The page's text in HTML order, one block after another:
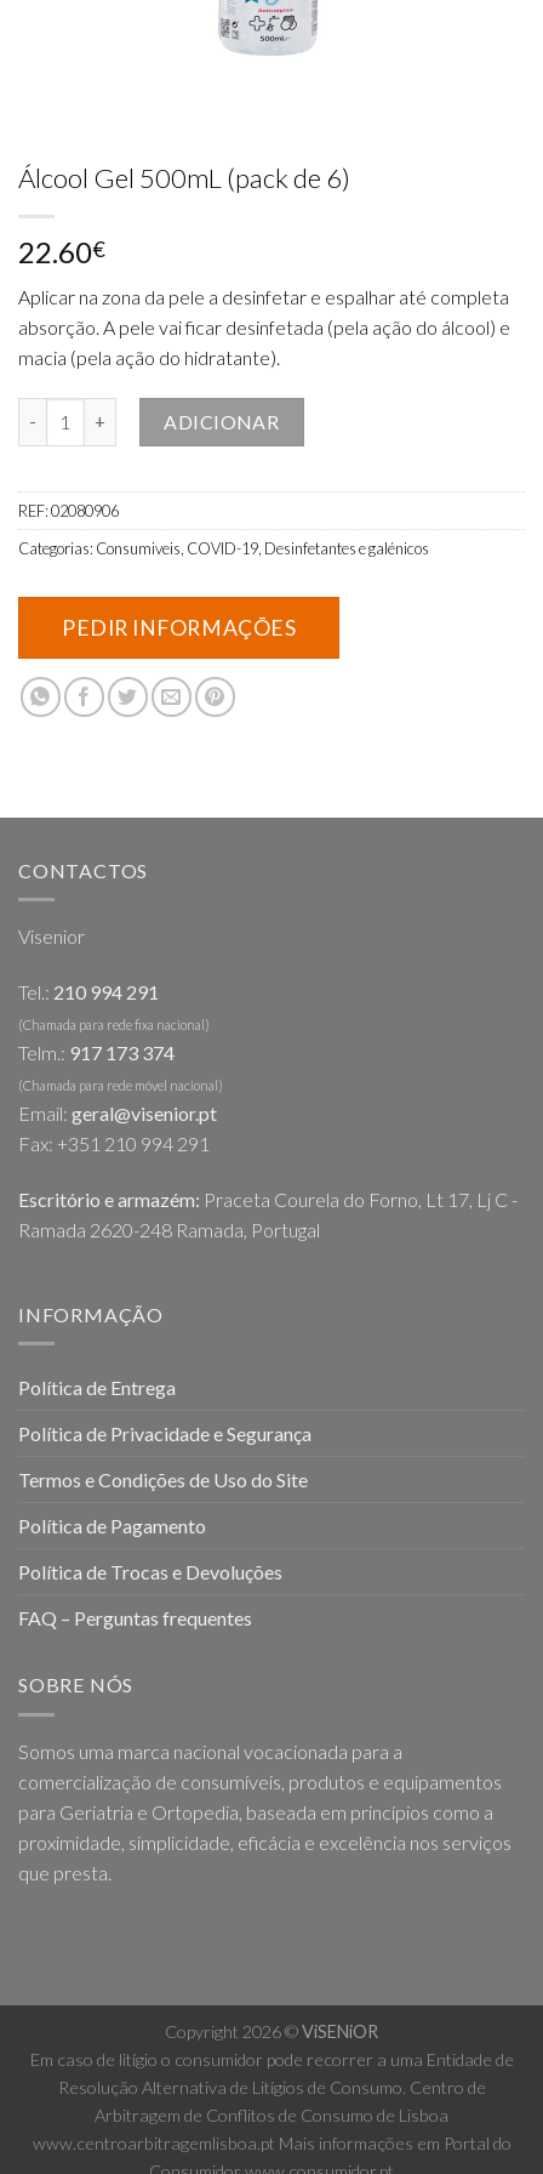
Álcool Gel 500mL (pack de 6)
22.60€
Aplicar na zona da pele a desinfetar e espalhar até completa
absorção. A pele vai ficar desinfetada (pela ação do álcool) e
macia (pela ação do hidratante).
ADICIONAR
REF:02080906
Categorias: Consumiveis COVID-19 Desinfetantes e galénicos
CONTACTOS
Visenior
Tel.: 210 994 291
(Chamada para rede fixa nacional)
Telm.: 917 173 374
(Chamada para rede móvel nacional)
Email: geral@visenior.pt
Fax: +351 210 994 291
Escritório e armazém: Praceta Courela do Forno, Lt 17, Lj C -
Ramada 2620-248 Ramada, Portugal
INFORMAÇÃO
Política de Entrega
Política de Privacidade e Segurança
Termos e Condições de Uso do Site
Política de Pagamento
Política de Trocas e Devoluções
FAQ – Perguntas frequentes
SOBRE NÓS
Somos uma marca nacional vocacionada para a
comercialização de consumíveis, produtos e equipamentos
para Geriatria e Ortopedia, baseada em princípios como a
proximidade, simplicidade, eficácia e excelência nos serviços
que presta.
Copyright 2026 ©ViSENiOR
Em caso de litígio o consumidor pode recorrer a uma Entidade de
Resolução Alternativa de Litígios de Consumo. Centro de
Arbitragem de Conflitos de Consumo de Lisboa
www.centroarbitragemlisboa.pt Mais informações em Portal do